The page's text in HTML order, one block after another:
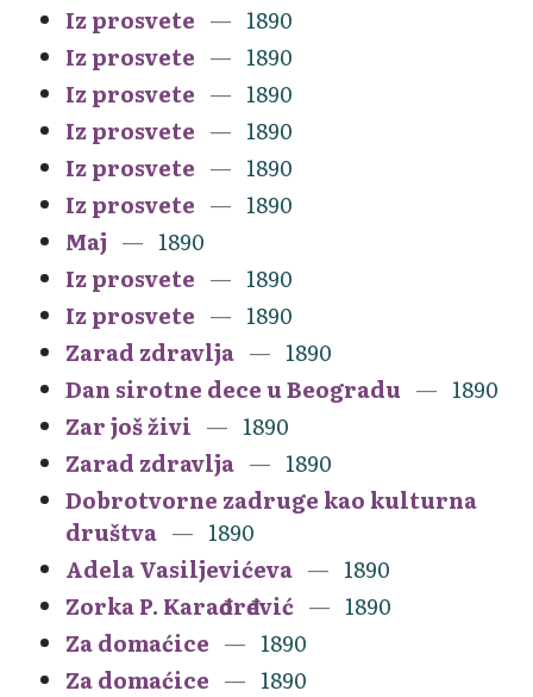
Iz prosvete
1890
Iz prosvete
1890
Iz prosvete
1890
Iz prosvete
1890
Iz prosvete
1890
Iz prosvete
1890
Maj
1890
Iz prosvete
1890
Iz prosvete
1890
Zarad zdravlja
1890
Dan sirotne dece u Beogradu
1890
Zar još živi
1890
Zarad zdravlja
1890
Dobrotvorne zadruge kao kulturna
društva
1890
Adela Vasiljevićeva
1890
Zorka P. Karađorđević
1890
Za domaćice
1890
Za domaćice
1890